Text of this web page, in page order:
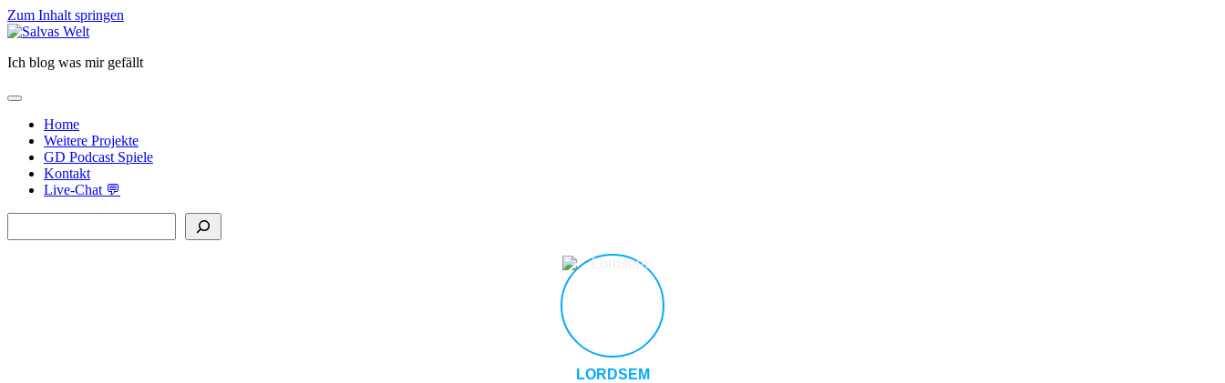
Zum Inhalt springen
Salvas
Ich blog was mir gefällt
open
primary
menu Home
Weitere Projekte
GD Podcast Spiele
Kontakt
Live-Chat 💬
LORDSEM